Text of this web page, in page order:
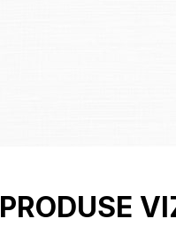
PRODUSE